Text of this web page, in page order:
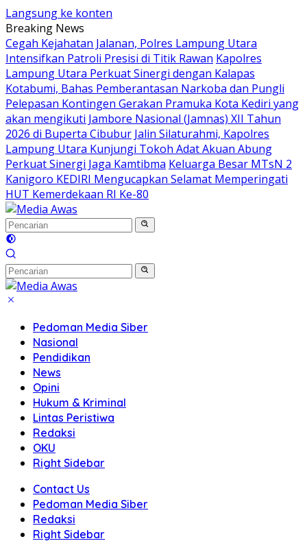
Langsung ke konten
Breaking News
Cegah Kejahatan Jalanan, Polres Lampung Utara
Intensifkan Patroli Presisi di Titik Rawan Kapolres
Lampung Utara Perkuat Sinergi dengan Kalapas
Kotabumi, Bahas Pemberantasan Narkoba dan Pungli
Pelepasan Kontingen Gerakan Pramuka Kota Kediri yang
akan mengikuti Jambore Nasional (Jamnas) XII Tahun
2026 di Buperta Cibubur Jalin Silaturahmi, Kapolres
Lampung Utara Kunjungi Tokoh Adat Akuan Abung
Perkuat Sinergi Jaga Kamtibma Keluarga Besar MTsN 2
Kanigoro KEDIRI Mengucapkan Selamat Memperingati
HUT Kemerdekaan RI Ke-80
Pedoman Media Siber
Nasional
Pendidikan
News
Opini
Hukum & Kriminal
Lintas Peristiwa
Redaksi
OKU
Right Sidebar
Contact Us
Pedoman Media Siber
Redaksi
Right Sidebar